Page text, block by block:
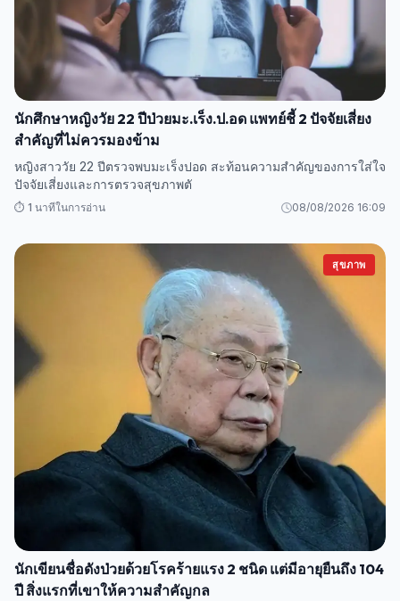
นักศึกษาหญิงวัย 22 ปีป่วยมะ.เร็ง.ป.อด แพทย์ชี้ 2 ปัจจัยเสี่ยง
สำคัญที่ไม่ควรมองข้าม
หญิงสาววัย 22 ปีตรวจพบมะเร็งปอด สะท้อนความสำคัญของการใส่ใจ
ปัจจัยเสี่ยงและการตรวจสุขภาพตั
⏱️ 1 นาทีในการอ่าน 08/08/2026 16:09
สุขภาพ
นักเขียนชื่อดังป่วยด้วยโรคร้ายแรง 2 ชนิด แต่มีอายุยืนถึง 104
ปี สิ่งแรกที่เขาให้ความสำคัญกล